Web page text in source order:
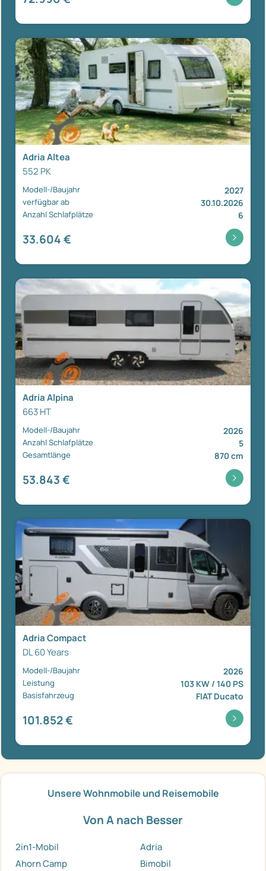
Adria Altea
552 PK
Modell-/Baujahr 2027
verfügbar ab 30.10.2026
Anzahl Schlafplätze 6
33.604 €
Adria Alpina
663 HT
Modell-/Baujahr 2026
Anzahl Schlafplätze 5
Gesamtlänge 870 cm
53.843 €
Adria Compact
DL 60 Years
Modell-/Baujahr 2026
Leistung 103 KW / 140 PS
Basisfahrzeug FIAT Ducato
101.852 €
Unsere Wohnmobile und Reisemobile
Von A nach Besser
2in1-Mobil
Adria
Ahorn Camp
Bimobil